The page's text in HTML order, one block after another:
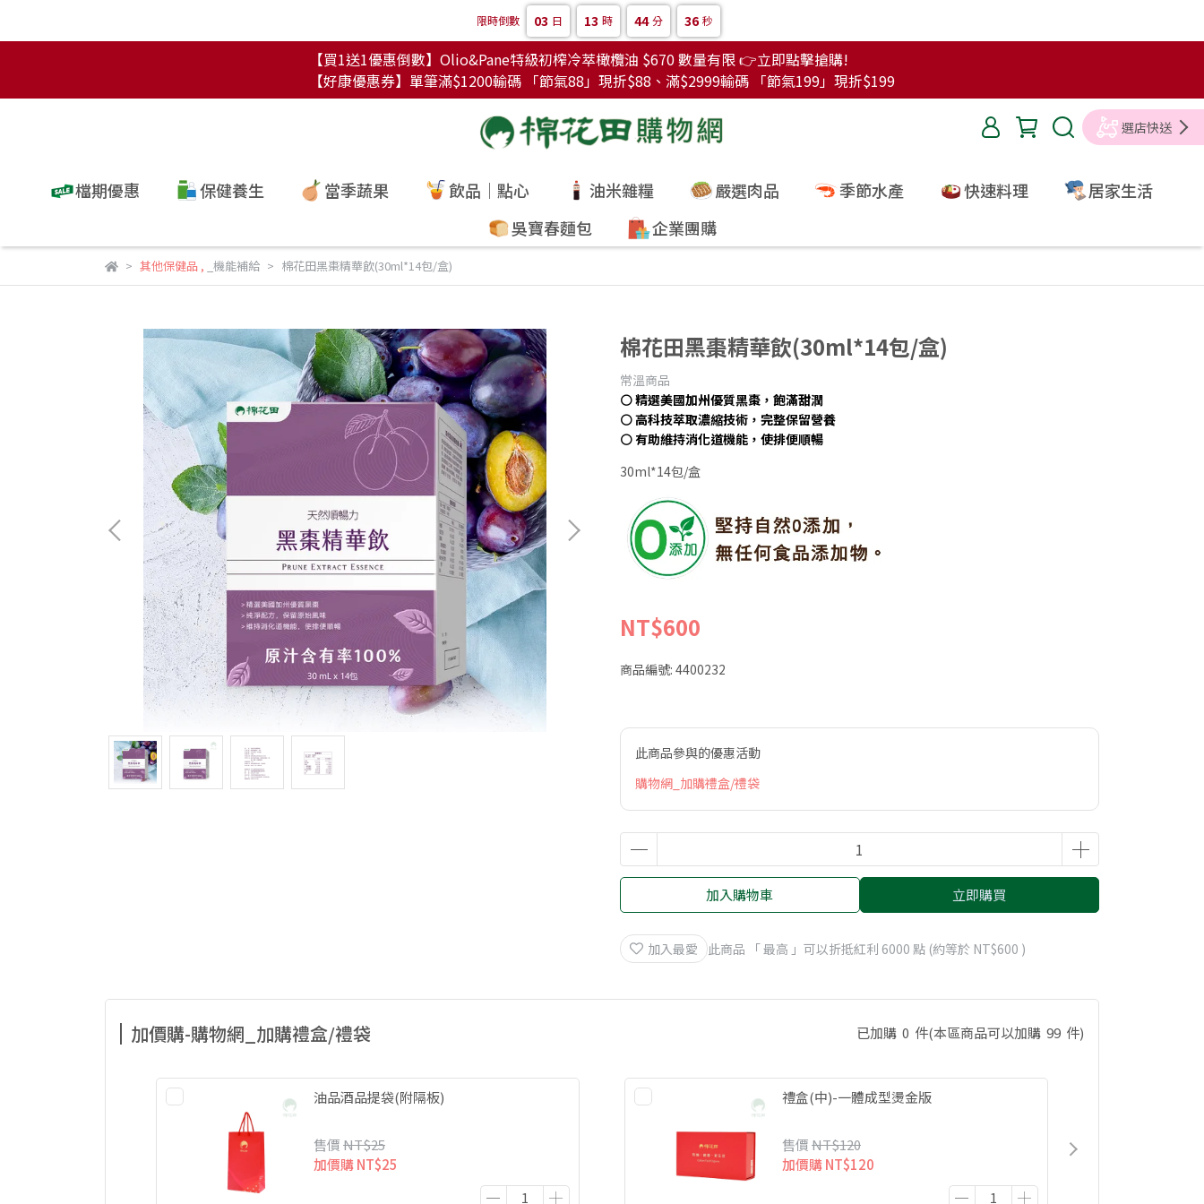
限時倒數 03 日 13 時 44 分 33 秒
【買1送1優惠倒數】Olio&Pane特級初榨冷萃橄欖油 $670 數量有限 👉立即點擊搶購!
【好康優惠券】單筆滿$1200輸碼 「節氣88」現折$88、滿$2999輸碼 「節氣199」現折$199
選店快送
檔期優惠 保健養生 當季蔬果 飲品｜點心 油米雜糧 嚴選肉品 季節水產 快速料理
居家生活
吳寶春麵包
企業團購
其他保健品, _機能補給 棉花田黑棗精華飲(30ml*14包/盒)
棉花田黑棗精華飲(30ml*14包/盒)
常溫商品
⚪ 精選美國加州優質黑棗，飽滿甜潤
⚪ 高科技萃取濃縮技術，完整保留營養
⚪ 有助維持消化道機能，使排便順暢
30ml*14包/盒
NT$600
商品編號: 4400232
此商品參與的優惠活動
購物網_加購禮盒/禮袋
加入購物車 立即購買
加入最愛 此商品 「 最高 」可以折抵紅利 6000 點 (約等於 NT$600 )
加價購-購物網_加購禮盒/禮袋 已加購 0 件(本區商品可以加購 99 件)
油品酒品提袋(附隔板)
售價NT$25
加價購NT$25
禮盒(中)-一體成型燙金版
售價NT$120
加價購NT$120